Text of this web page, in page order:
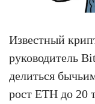
Известный
руководитель
делиться
рост ETH до 20